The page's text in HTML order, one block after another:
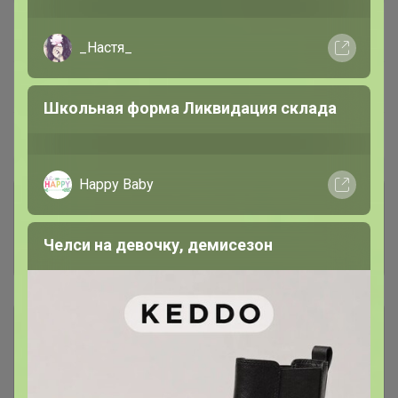
100 %
Ожидание ~ 7 дней
Комментарии к лотам 83.9K
Отзывы участников
Условия участия
_Настя_
Школьная форма Ликвидация склада
Happy Baby
Челси на девочку, демисезон